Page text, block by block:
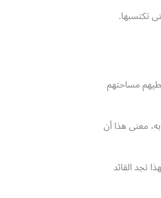
تكتسبها.
مساحتهم
معنى هذا أن
تجد القائد